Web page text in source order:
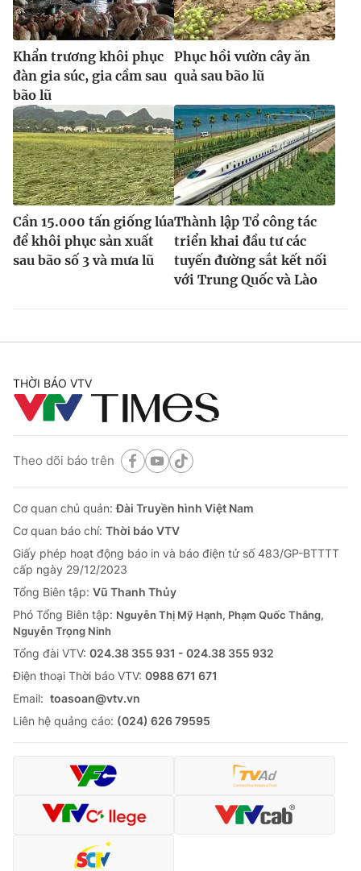
Khẩn trương khôi phục
đàn gia súc, gia cầm sau
bão lũ
Phục hồi vườn cây ăn
quả sau bão lũ
Cần 15.000 tấn giống lúa
để khôi phục sản xuất
sau bão số 3 và mưa lũ
Thành lập Tổ công tác
triển khai đầu tư các
tuyến đường sắt kết nối
với Trung Quốc và Lào
THỜI BÁO VTV
Theo dõi báo trên
Cơ quan chủ quản:Đài Truyền hình Việt Nam
Cơ quan báo chí: Thời báo VTV
Giấy phép hoạt động báo in và báo điện tử số 483/GP-BTTTT
cấp ngày 29/12/2023
Tổng Biên tập: Vũ Thanh Thủy
Phó Tổng Biên tập: Nguyễn Thị Mỹ Hạnh, Phạm Quốc Thắng,
Nguyễn Trọng Ninh
Tổng đài VTV: 024.38 355 931 - 024.38 355 932
Ðiện thoại Thời báo VTV: 0988 671 671
Email: toasoan@vtv.vn
Liên hệ quảng cáo: (024) 626 79595